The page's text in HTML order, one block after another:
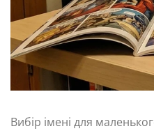
Вибір імені для